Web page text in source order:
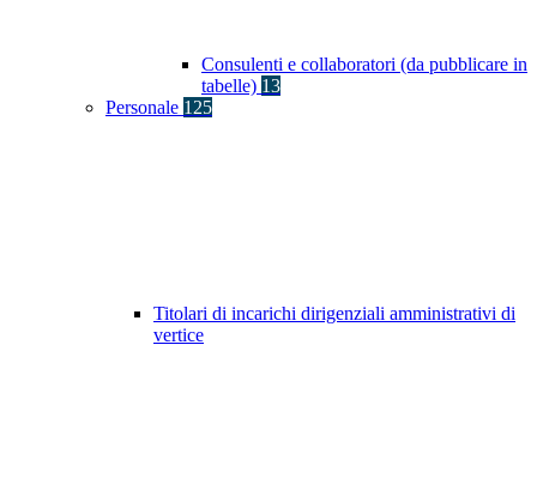
Consulenti e collaboratori (da pubblicare in
tabelle) 13
Personale 125
Titolari di incarichi dirigenziali amministrativi di
vertice